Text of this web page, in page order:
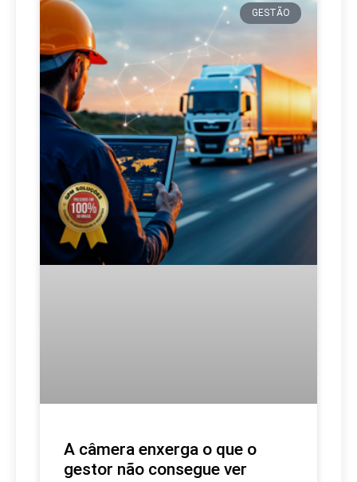
GESTÃO
A câmera enxerga o que o
gestor não consegue ver